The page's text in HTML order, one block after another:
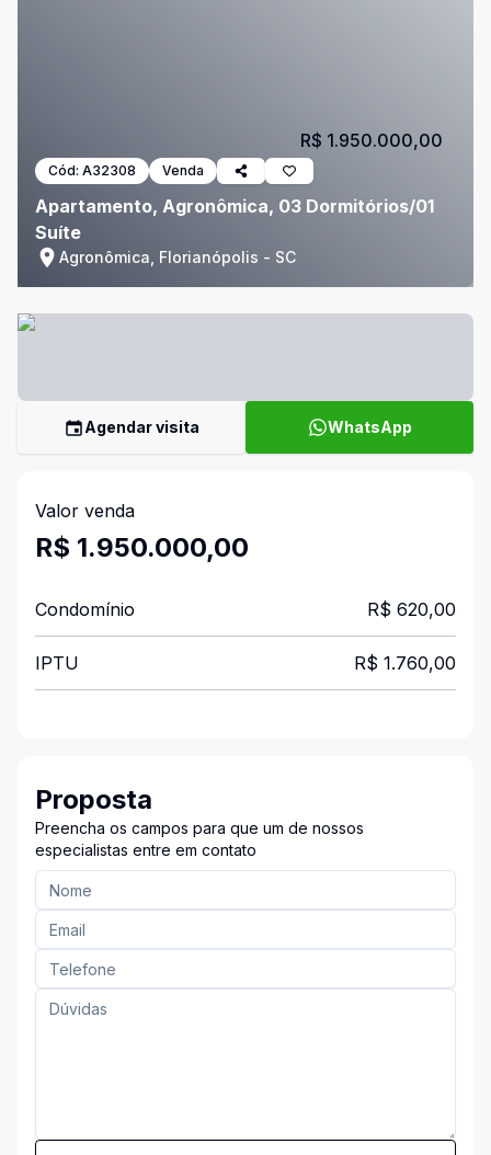
Cód: A32308 Venda
Apartamento, Agronômica, 03 Dormitórios/01
Suíte
Agronômica, Florianópolis - SC
R$ 1.950.000,00
Agendar visita WhatsApp
Valor venda
R$ 1.950.000,00
Condomínio R$ 620,00
IPTU R$ 1.760,00
Proposta
Preencha os campos para que um de nossos
especialistas entre em contato